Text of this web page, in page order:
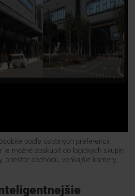
podľa osobných preferencií.
je možné zoskupiť do logických skupín
priestor obchodu, vonkajšie kamery,